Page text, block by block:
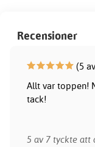
Recensioner
(5
Allt var toppen!
tack!
5 av 7 tyckte att